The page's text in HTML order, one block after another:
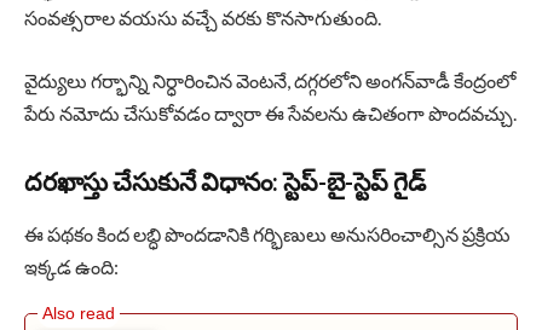
సంవత్సరాల వయసు వచ్చే వరకు కొనసాగుతుంది.
వైద్యులు గర్భాన్ని నిర్ధారించిన వెంటనే, దగ్గరలోని అంగన్‌వాడీ కేంద్రంలో
పేరు నమోదు చేసుకోవడం ద్వారా ఈ సేవలను ఉచితంగా పొందవచ్చు.
దరఖాస్తు చేసుకునే విధానం: స్టెప్-బై-స్టెప్ గైడ్
ఈ పథకం కింద లబ్ధి పొందడానికి గర్భిణులు అనుసరించాల్సిన ప్రక్రియ
ఇక్కడ ఉంది: